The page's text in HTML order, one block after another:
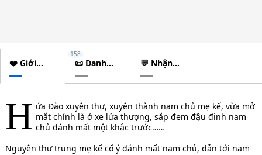
❤️ Giới
thiệu
📜 Danh
sách
chương
158
💬 Nhận
xét
H ứa Đào xuyên thư, xuyên thành nam chủ mẹ kế, vừa mở
mắt chính là ở xe lửa thượng, sắp đem đậu đinh nam
chủ đánh mất một khắc trước……
Nguyên thư trung mẹ kế cố ý đánh mất nam chủ, dẫn tới nam